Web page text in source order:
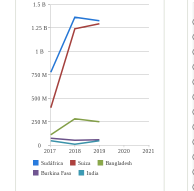
2017 2018 2019 2020
2021
Sudáfrica
Suiza
Bangladesh
Burkina Faso
India
1.5 B
1.25 B
1 B
750 M
500 M
250 M
0